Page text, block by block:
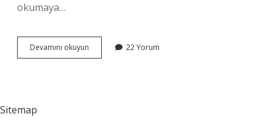
okumaya…
Devamını okuyun
zarı
22 Yorum
Sitemap